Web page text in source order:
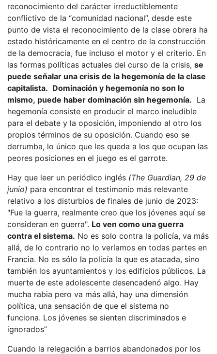
reconocimiento del carácter irreductiblemente
conflictivo de la “comunidad nacional”, desde este
punto de vista el reconocimiento de la clase obrera ha
estado históricamente en el centro de la construcción
de la democracia, fue incluso el motor y el criterio. En
las formas políticas actuales del curso de la crisis, se
puede señalar una crisis de la hegemonía de la clase
capitalista. Dominación y hegemonía no son lo
mismo, puede haber dominación sin hegemonía. La
hegemonía consiste en producir el marco ineludible
para el debate y la oposición, imponiendo al otro los
propios términos de su oposición. Cuando eso se
derrumba, lo único que les queda a los que ocupan las
peores posiciones en el juego es el garrote.
Hay que leer un periódico inglés (The Guardian, 29 de
junio) para encontrar el testimonio más relevante
relativo a los disturbios de finales de junio de 2023:
"Fue la guerra, realmente creo que los jóvenes aquí se
consideran en guerra". Lo ven como una guerra
contra el sistema. No es solo contra la policía, va más
allá, de lo contrario no lo veríamos en todas partes en
Francia. No es sólo la policía la que es atacada, sino
también los ayuntamientos y los edificios públicos. La
muerte de este adolescente desencadenó algo. Hay
mucha rabia pero va más allá, hay una dimensión
política, una sensación de que el sistema no
funciona. Los jóvenes se sienten discriminados e
ignorados”
Cuando la relegación a barrios abandonados por los